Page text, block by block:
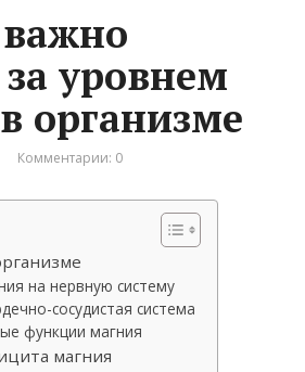
уровнем
организме
Комментарии: 0
на нервную систему
сосудистая система
функции магния
магния